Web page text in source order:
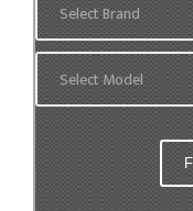
Select Brand
Select Model